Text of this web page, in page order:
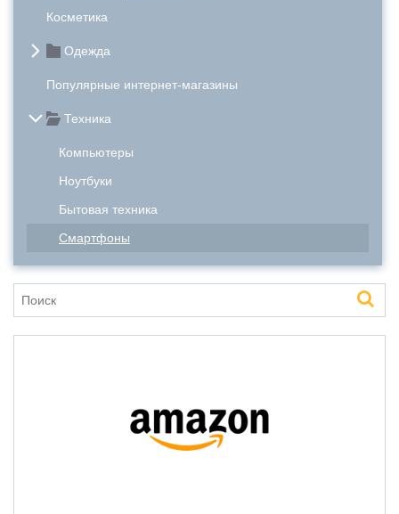
Косметика
Одежда
Популярные интернет-магазины
Техника
Компьютеры
Ноутбуки
Бытовая техника
Смартфоны